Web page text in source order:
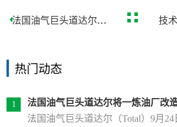
法国油气巨头道达尔将
技
热门动态
法国油气巨头道达尔将一炼油厂改
工厂
法国油气巨头道达尔（Total）9月